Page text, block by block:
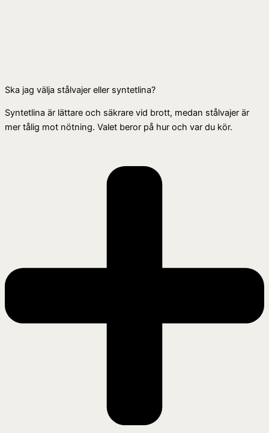
Ska jag välja stålvajer eller syntetlina?
Syntetlina är lättare och säkrare vid brott, medan stålvajer är
mer tålig mot nötning. Valet beror på hur och var du kör.